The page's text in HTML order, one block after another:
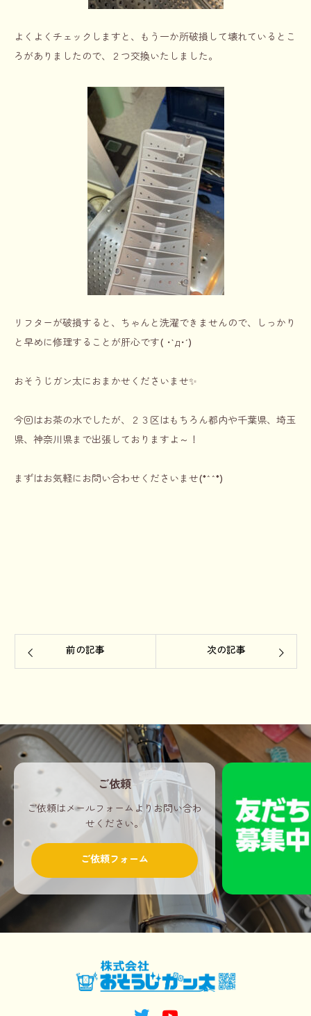
よくよくチェックしますと、もう一か所破損して壊れているとこ
ろがありましたので、２つ交換いたしました。
リフターが破損すると、ちゃんと洗濯できませんので、しっかり
と早めに修理することが肝心です( ･`д･´)
おそうじガン太におまかせくださいませ✨
今回はお茶の水でしたが、２３区はもちろん都内や千葉県、埼玉
県、神奈川県まで出張しておりますよ～！
まずはお気軽にお問い合わせくださいませ(*^^*)
前の記事 次の記事
ご依頼
ご依頼はメールフォームよりお問い合わ
せください。
ご依頼フォーム